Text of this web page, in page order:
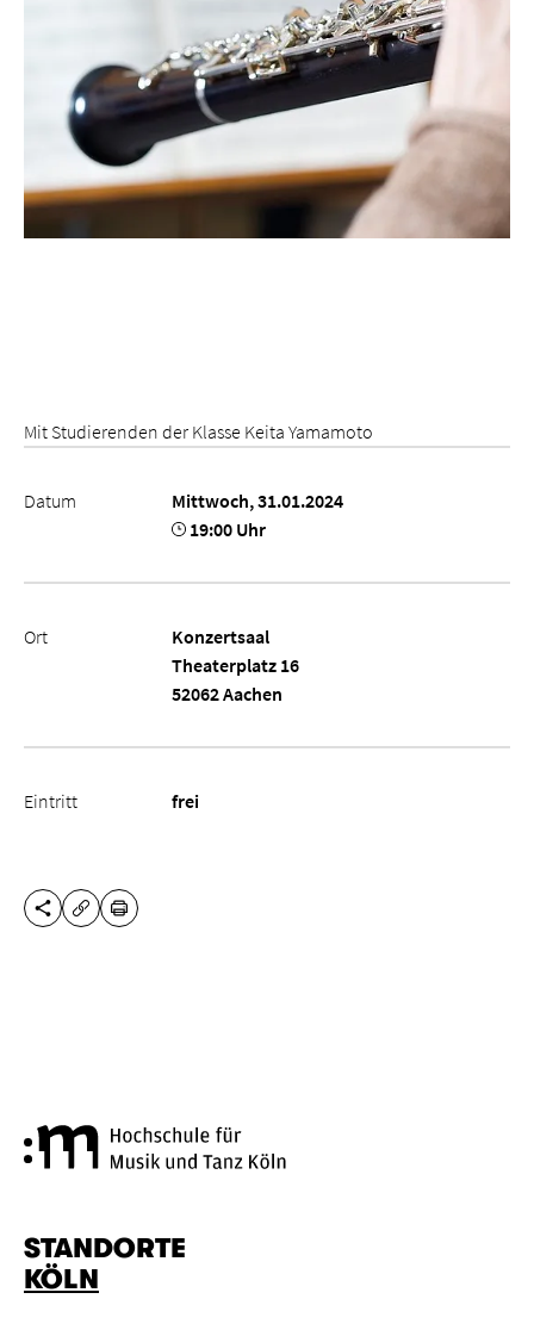
Mit Studierenden der Klasse Keita Yamamoto
Datum
Mittwoch, 31.01.2024
19:00 Uhr
Ort
Konzertsaal
Theaterplatz 16
52062 Aachen
Eintritt frei
DIESE SEITE TEILEN
URL KOPIEREN
DRUCKEN
STANDORTE
KÖLN